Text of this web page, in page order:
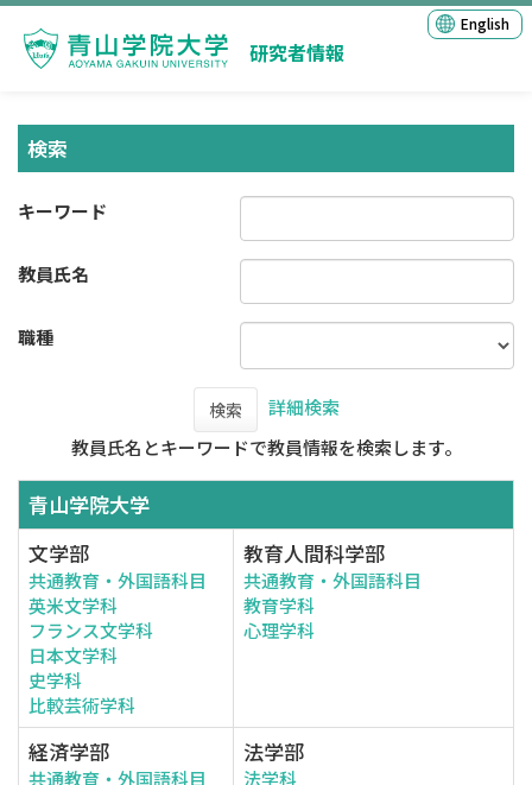
研究者情報
English
検索
キーワード
教員氏名
職種
検索
詳細検索
教員氏名とキーワードで教員情報を検索します。
青山学院大学
文学部
共通教育・外国語科目
英米文学科
フランス文学科
日本文学科
史学科
比較芸術学科
教育人間科学部
共通教育・外国語科目
教育学科
心理学科
経済学部
共通教育・外国語科目
法学部
法学科